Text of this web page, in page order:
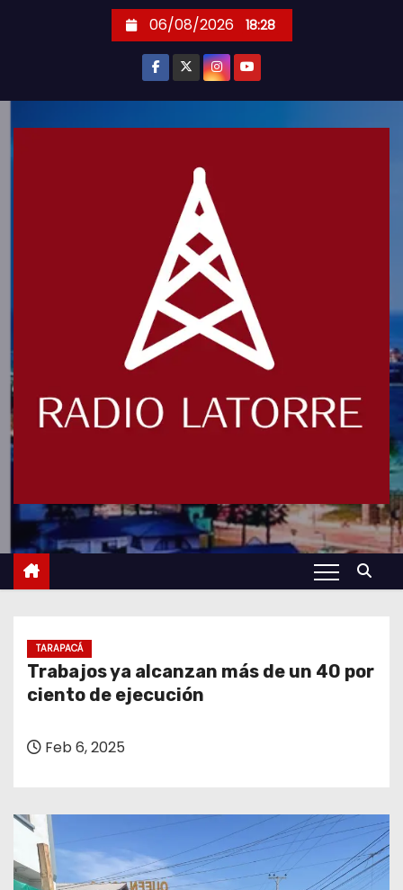
06/08/2026 18:28
TARAPACÁ
Trabajos ya alcanzan más de un 40 por
ciento de ejecución
Feb 6, 2025